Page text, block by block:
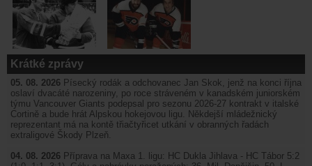
Krátké zprávy
05. 08. 2026 Písecký rodák a odchovanec Jan Skok, jenž na konci října
oslaví dvacáté narozeniny, po roce stráveném v kanadském juniorském
týmu Vancouver Giants podepsal pro sezonu 2026-27 kontrakt v italské
Cortině a bude hrát Alpskou hokejovou ligu. Někdejší mládežnický
reprezentant má na kontě třiačtyřicet utkání v obranných řadách
extraligové Škody Plzeň.
04. 08. 2026 Příprava na Maxa 1. ligu: HC Dukla Jihlava - HC Tábor 5:2